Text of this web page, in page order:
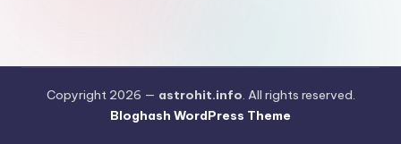
Copyright 2026 — astrohit.info. All rights reserved.
Bloghash WordPress Theme